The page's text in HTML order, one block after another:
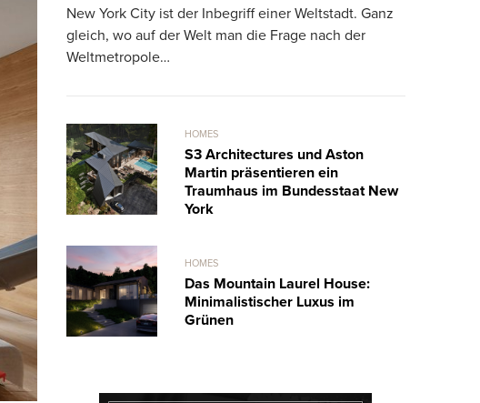
New York City ist der Inbegriff einer Weltstadt. Ganz
gleich, wo auf der Welt man die Frage nach der
Weltmetropole…
HOMES
S3 Architectures und Aston
Martin präsentieren ein
Traumhaus im Bundesstaat New
York
HOMES
Das Mountain Laurel House:
Minimalistischer Luxus im
Grünen